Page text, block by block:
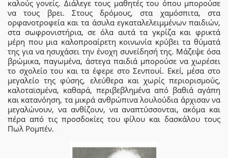
καλούς γονείς. Διάλεγε τους μαθητές του όπου μπορούσε
να τους βρει. Στους δρόμους, στα χαμόσπιτα, στα
ορφανοτροφεία και τα άσυλα εγκαταλελειμμένων παιδιών,
στα σωφρονιστήρια, σε όλα αυτά τα γκρίζα και φρικτά
μέρη που μια καλοπροαίρετη κοινωνία κρύβει τα θύματά
της για να ησυχάσει την ένοχη συνείδησή της. Μάζεψε όσα
βρώμικα, παγωμένα, άστεγα παιδιά μπορούσε να χωρέσει
το σχολείο του και τα έφερε στο Σενπουί. Εκεί, μέσα στο
μεγαλείο της φύσης, ελεύθερα και χωρίς περιορισμούς,
καλοταϊσμένα, καθαρά, περιβεβλημένα από βαθιά αγάπη
και κατανόηση, τα μικρά ανθρώπινα λουλούδια άρχισαν να
μεγαλώνουν, να ανθίζουν, να αναπτύσσονται, ακόμα και
πέρα από τις προσδοκίες του φίλου και δασκάλου τους
Πωλ Ρομπέν.